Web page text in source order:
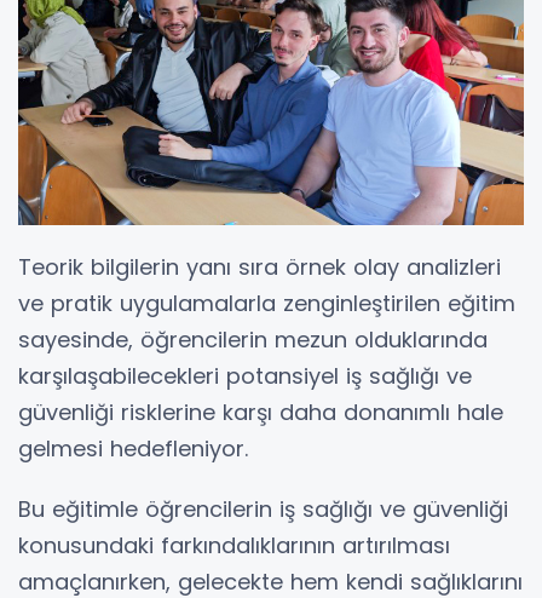
Teorik bilgilerin yanı sıra örnek olay analizleri
ve pratik uygulamalarla zenginleştirilen eğitim
sayesinde, öğrencilerin mezun olduklarında
karşılaşabilecekleri potansiyel iş sağlığı ve
güvenliği risklerine karşı daha donanımlı hale
gelmesi hedefleniyor.
Bu eğitimle öğrencilerin iş sağlığı ve güvenliği
konusundaki farkındalıklarının artırılması
amaçlanırken, gelecekte hem kendi sağlıklarını